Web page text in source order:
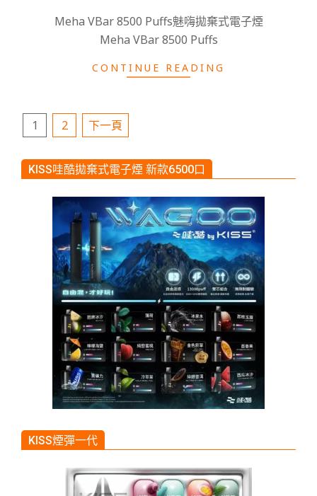
Meha VBar 8500 Puffs魅嗨拋棄式電子煙
Meha VBar 8500 Puffs
CONTINUE READING
文
分
1 2 下一頁
KISS哇酷拋棄式電子煙 新款6500口
KISS煙彈一代